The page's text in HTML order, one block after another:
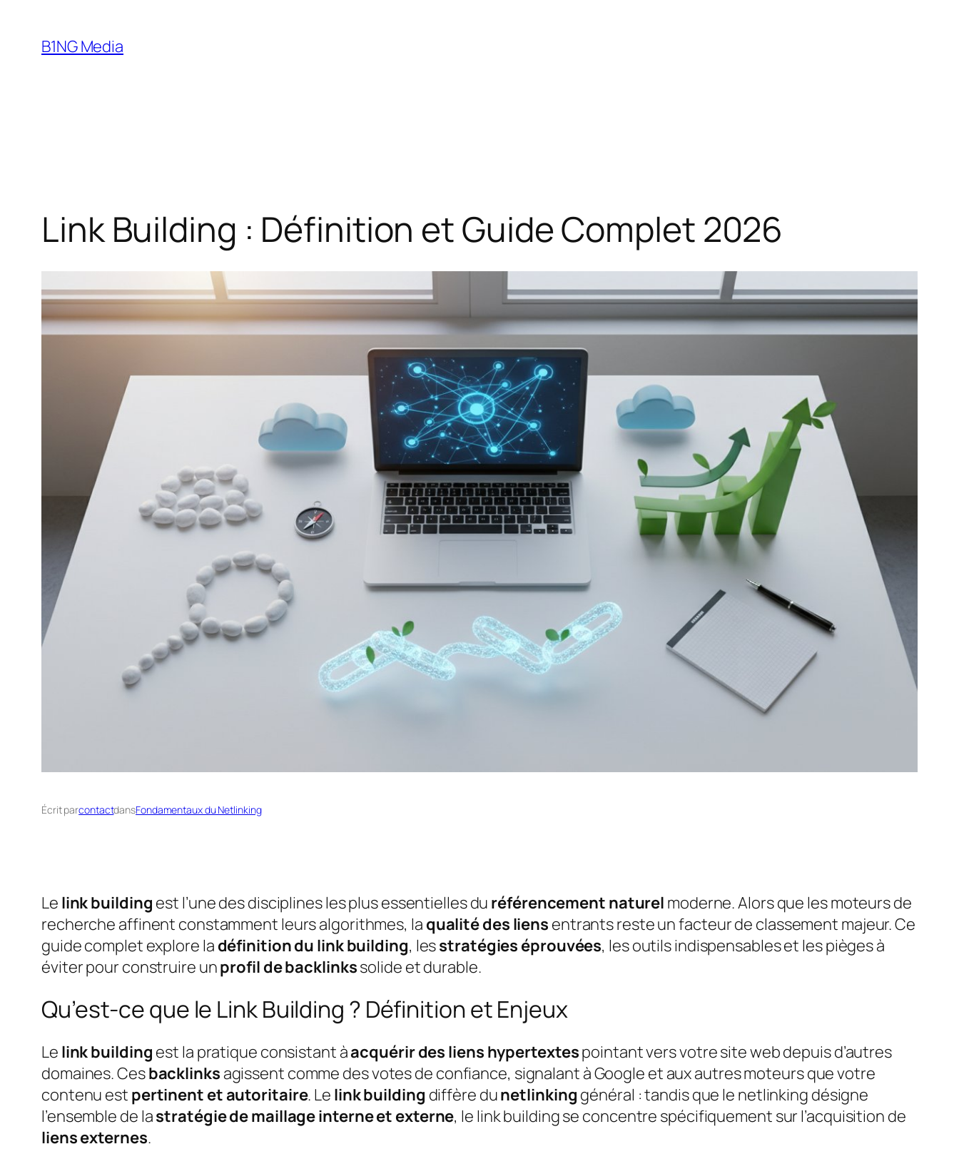
contenu
B1NG Media
Link Building : Définition et Guide Complet 2026
Écrit parcontactdansFondamentaux du Netlinking
Le link building est l’une des disciplines les plus essentielles du référencement naturel moderne. Alors que les moteurs de
recherche affinent constamment leurs algorithmes, la qualité des liens entrants reste un facteur de classement majeur. Ce
guide complet explore la définition du link building, lesstratégies éprouvées, les outils indispensables et les pièges à
éviter pour construire unprofil de backlinkssolide et durable.
Qu’est-ce que le Link Building ? Définition et Enjeux
Le link building est la pratique consistant àacquérir des liens hypertextespointant vers votre site web depuis d’autres
domaines. Cesbacklinks agissent comme des votes de confiance, signalant à Google et aux autres moteurs que votre
contenu est pertinent et autoritaire. Le link building diffère dunetlinking général : tandis que le netlinking désigne
l’ensemble de lastratégie de maillage interne et externe, le link building se concentre spécifiquement sur l’acquisition de
liens externes.